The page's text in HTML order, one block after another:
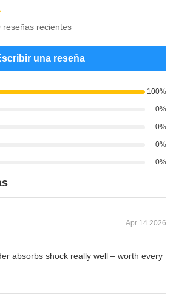
reseñas recientes
una reseña
100%
0%
0%
0%
0%
Apr 14.2026
absorbs shock really well – worth every